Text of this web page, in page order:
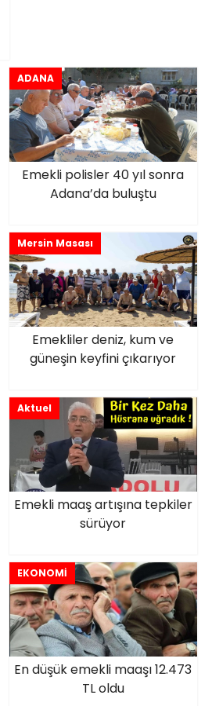
ADANA
Emekli polisler 40 yıl sonra
Adana’da buluştu
Mersin Masası
Emekliler deniz, kum ve
güneşin keyfini çıkarıyor
Aktuel
Emekli maaş artışına tepkiler
sürüyor
EKONOMİ
En düşük emekli maaşı 12.473
TL oldu